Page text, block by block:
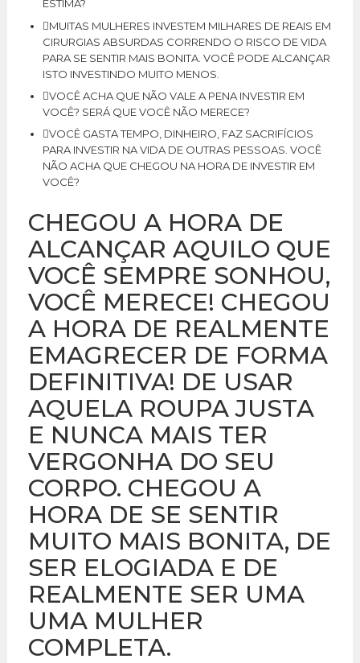
ESTIMA?
MUITAS MULHERES INVESTEM MILHARES DE REAIS EM
CIRURGIAS ABSURDAS CORRENDO O RISCO DE VIDA
PARA SE SENTIR MAIS BONITA. VOCÊ PODE ALCANÇAR
ISTO INVESTINDO MUITO MENOS.
VOCÊ ACHA QUE NÃO VALE A PENA INVESTIR EM
VOCÊ? SERÁ QUE VOCÊ NÃO MERECE?
VOCÊ GASTA TEMPO, DINHEIRO, FAZ SACRIFÍCIOS
PARA INVESTIR NA VIDA DE OUTRAS PESSOAS. VOCÊ
NÃO ACHA QUE CHEGOU NA HORA DE INVESTIR EM
VOCÊ?
CHEGOU A HORA DE
ALCANÇAR AQUILO QUE
VOCÊ SEMPRE SONHOU,
VOCÊ MERECE! CHEGOU
A HORA DE REALMENTE
EMAGRECER DE FORMA
DEFINITIVA! DE USAR
AQUELA ROUPA JUSTA
E NUNCA MAIS TER
VERGONHA DO SEU
CORPO. CHEGOU A
HORA DE SE SENTIR
MUITO MAIS BONITA, DE
SER ELOGIADA E DE
REALMENTE SER UMA
UMA MULHER
COMPLETA.